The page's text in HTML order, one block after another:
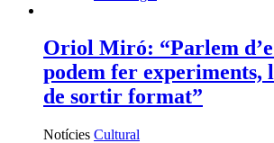
Oriol Miró: “Parlem
podem fer experiments,
de sortir format”